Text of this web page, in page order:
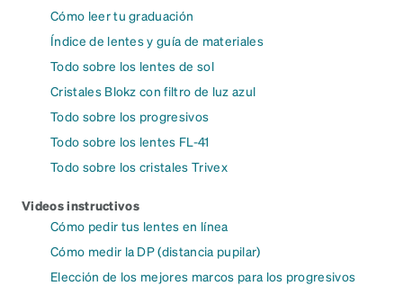
Cómo leer tu graduación
Índice de lentes y guía de materiales
Todo sobre los lentes de sol
Cristales Blokz con filtro de luz azul
Todo sobre los progresivos
Todo sobre los lentes FL-41
Todo sobre los cristales Trivex
Videos instructivos
Cómo pedir tus lentes en línea
Cómo medir la DP (distancia pupilar)
Elección de los mejores marcos para los progresivos